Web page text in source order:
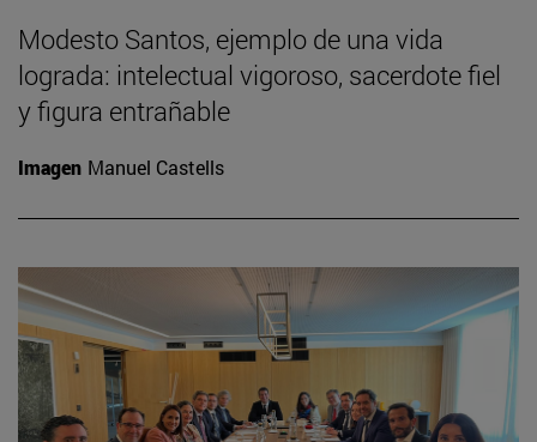
Modesto Santos, ejemplo de una vida
lograda: intelectual vigoroso, sacerdote fiel
y figura entrañable
Imagen Manuel Castells